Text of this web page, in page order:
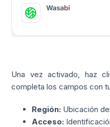
Una vez activado, haz
completa los campos con
Región: Ubicación
Acceso: